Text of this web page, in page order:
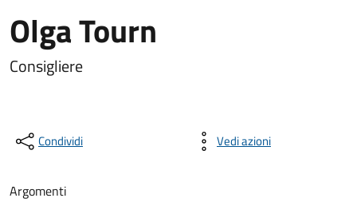
Olga Tourn
Consigliere
Condividi Vedi azioni
Argomenti